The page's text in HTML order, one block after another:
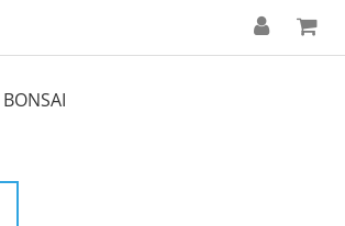
BONSAI